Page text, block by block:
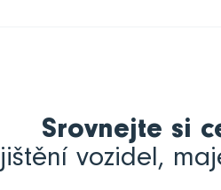
Srovnejte si
vozidel,